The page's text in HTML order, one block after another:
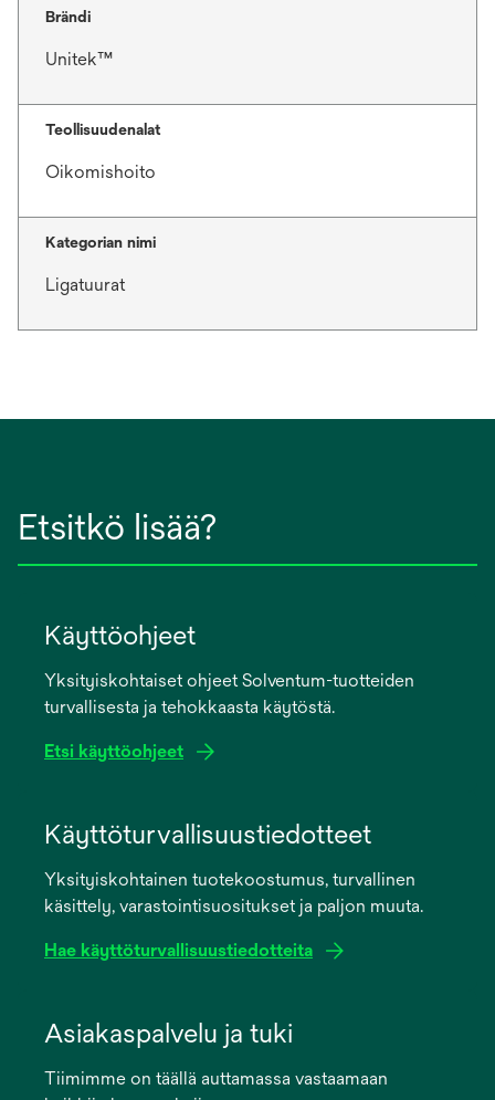
Brändi
Unitek™
Teollisuudenalat
Oikomishoito
Kategorian nimi
Ligatuurat
Etsitkö lisää?
Käyttöohjeet
Yksityiskohtaiset ohjeet Solventum-tuotteiden
turvallisesta ja tehokkaasta käytöstä.
Etsi käyttöohjeet
new
Käyttöturvallisuustiedotteet
Yksityiskohtainen tuotekoostumus, turvallinen
käsittely, varastointisuositukset ja paljon muuta.
Hae käyttöturvallisuustiedotteita
new
Asiakaspalvelu ja tuki
Tiimimme on täällä auttamassa vastaamaan